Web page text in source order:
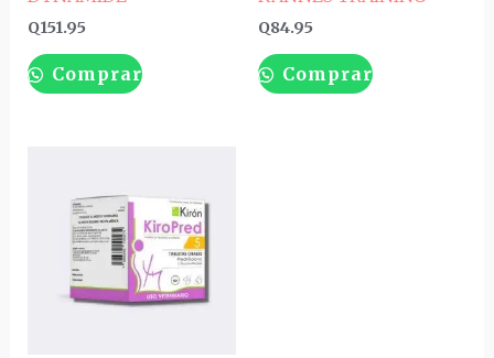
Q151.95
Comprar
Q84.95
Comprar